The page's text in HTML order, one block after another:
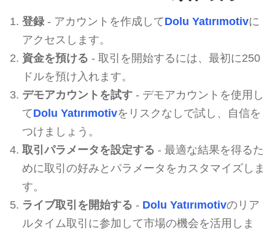
登録- アカウントを作成してDolu Yatırımotivに
アクセスします。
資金を預ける - 取引を開始するには、最初に250
ドルを預け入れます。
デモアカウントを試す- デモアカウントを使用し
てDolu Yatırımotivをリスクなしで試し、自信を
つけましょう。
取引パラメータを設定する - 最適な結果を得るた
めに取引の好みとパラメータをカスタマイズしま
す。
ライブ取引を開始する - Dolu Yatırımotivのリア
ルタイム取引に参加して市場の機会を活用しま